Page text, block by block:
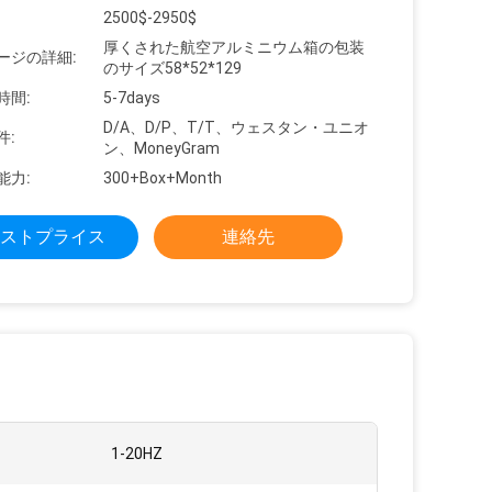
2500$-2950$
ジの詳細:
厚くされた航空アルミニウム箱の包装
のサイズ58*52*129
間:
5-7days
:
D/A、D/P、T/T、ウェスタン・ユニオ
ン、MoneyGram
力:
300+Box+Month
トプライス 連絡先
1-20HZ